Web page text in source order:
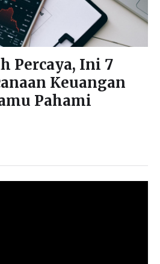
Percaya, Ini 7
Keuangan
Pahami